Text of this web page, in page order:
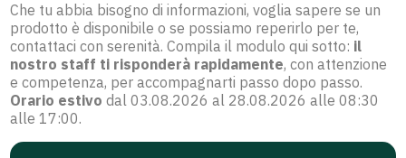
Che tu abbia bisogno di informazioni, voglia sapere se un
prodotto è disponibile o se possiamo reperirlo per te,
contattaci con serenità. Compila il modulo qui sotto: il
nostro staff ti risponderà rapidamente, con attenzione
e competenza, per accompagnarti passo dopo passo.
Orario estivo dal 03.08.2026 al 28.08.2026 alle 08:30
alle 17:00.